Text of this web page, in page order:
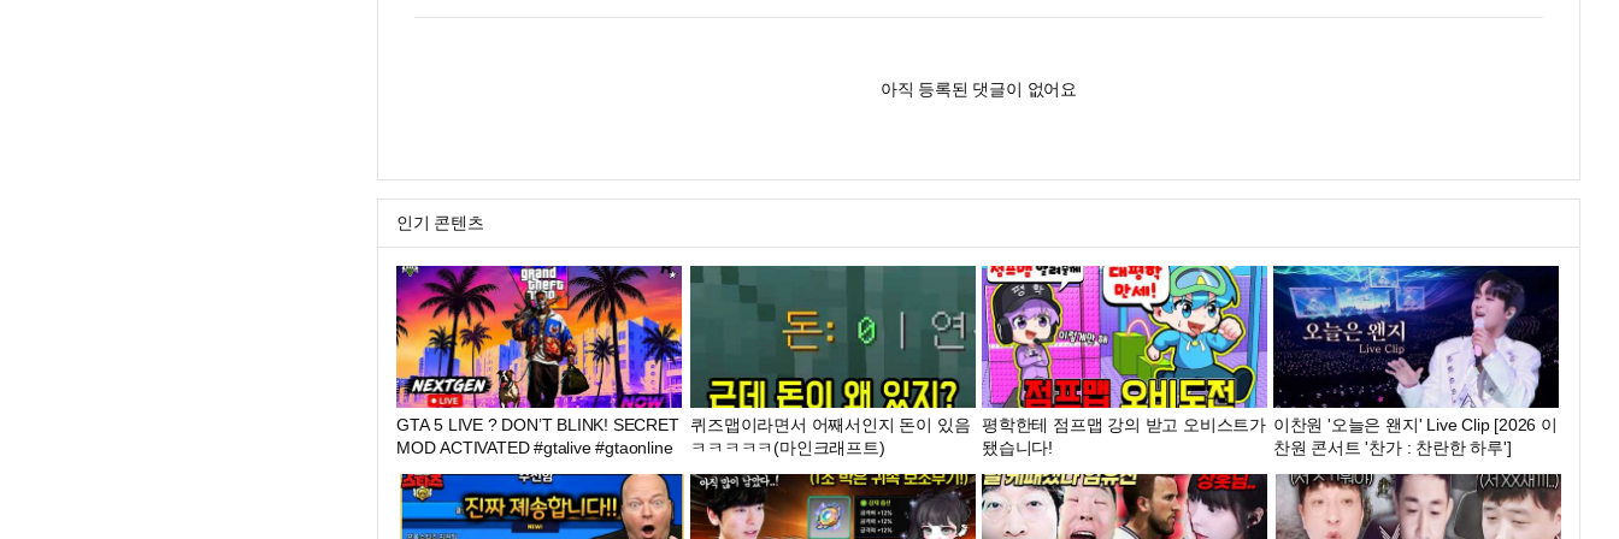
아직 등록된 댓글이 없어요
인기 콘텐츠
GTA 5 LIVE ? DON’T BLINK! SECRET
MOD ACTIVATED #gtalive #gtaonline
퀴즈맵이라면서 어째서인지 돈이 있음
ㅋㅋㅋㅋㅋ(마인크래프트)
평학한테 점프맵 강의 받고 오비스트가
됐습니다!
이찬원 '오늘은 왠지' Live Clip [2026 이
찬원 콘서트 '찬가 : 찬란한 하루']